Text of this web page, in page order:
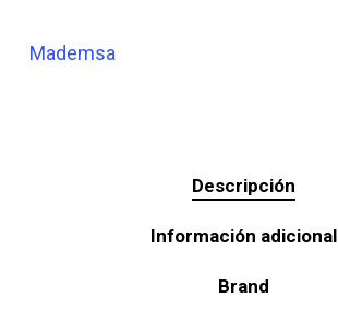
Mademsa
Descripción
Información adicional
Brand